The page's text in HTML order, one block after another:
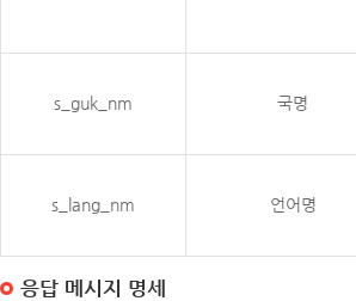
s_guk_nm 국명
s_lang_nm 언어명
응답 메시지 명세